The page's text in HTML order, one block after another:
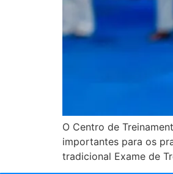
O Centro de
importantes para os
tradicional Exame de